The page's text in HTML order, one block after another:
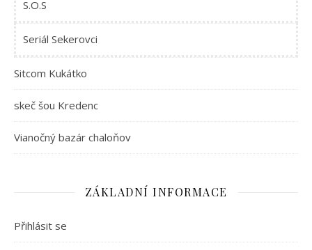
S.O.S
Seriál Sekerovci
Sitcom Kukátko
skeč šou Kredenc
Vianočný bazár chaloňov
ZÁKLADNÍ INFORMACE
Přihlásit se